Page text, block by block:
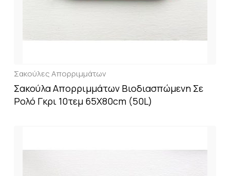
Σακούλες Απορριμμάτων
Σακούλα Απορριμμάτων Βιοδιασπώμενη Σε
Ρολό Γκρι 10τεμ 65X80cm (50L)